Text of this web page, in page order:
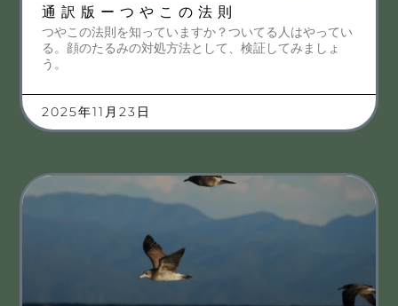
通訳版ーつやこの法則
つやこの法則を知っていますか？ついてる人はやってい
る。顔のたるみの対処方法として、検証してみましょ
う。
2025年11月23日